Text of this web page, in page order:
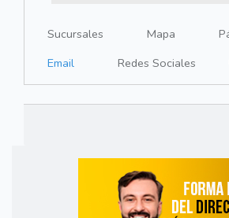
Sucursales Mapa
Email
Redes Sociales